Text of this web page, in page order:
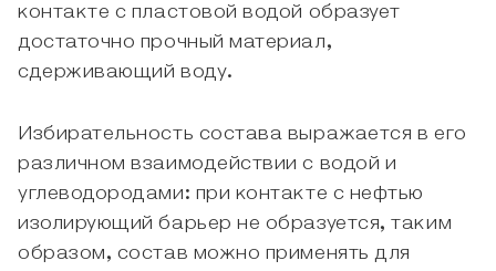
контакте с пластовой водой образует
достаточно прочный материал,
сдерживающий воду.
Избирательность состава выражается в его
различном взаимодействии с водой и
углеводородами: при контакте с нефтью
изолирующий барьер не образуется, таким
образом, состав можно применять для